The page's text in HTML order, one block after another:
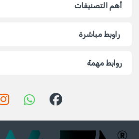
أهم التصنيفات
راوبط مباشرة
روابط مهمة